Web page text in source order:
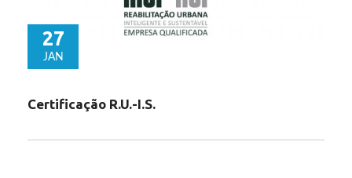
27
JAN
Certificação R.U.-I.S.